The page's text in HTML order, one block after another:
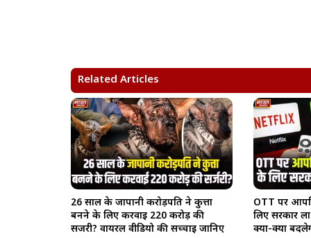
A
p
p
o
o
k
r
a
m
i
k
Related Articles
26 साल के जापानी करोड़पति ने कुत्ता
बनने के लिए करवाई 220 करोड़ की
सर्जरी? वायरल वीडियो की सच्चाई जानिए
OTT पर
लिए सरकार
क्या-क्या